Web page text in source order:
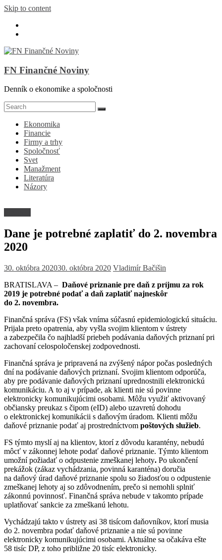
Skip to content
FN Finančné Noviny
Denník o ekonomike a spoločnosti
Ekonomika
Financie
Firmy a trhy
Spoločnosť
Svet
Manažment
Literatúra
Názory
Dane je potrebné zaplatiť do 2. novembra
2020
30. októbra 202030. októbra 2020 Vladimír Bačišin
BRATISLAVA – Daňové priznanie pre daň z príjmu za rok
2019 je potrebné podať a daň zaplatiť najneskôr
do 2. novembra.
Finančná správa (FS) však vníma súčasnú epidemiologickú situáciu.
Prijala preto opatrenia, aby vyšla svojim klientom v ústrety
a zabezpečila čo najhladší priebeh podávania daňových priznaní pri
zachovaní celospoločenskej zodpovednosti.
Finančná správa je pripravená na zvýšený nápor počas posledných
dní na podávanie daňových priznaní. Svojim klientom odporúča,
aby pre podávanie daňových priznaní uprednostnili elektronickú
komunikáciu. A to aj v prípade, ak klienti nie sú povinne
elektronicky komunikujúcimi osobami. Môžu využiť aktivovaný
občiansky preukaz s čipom (eID) alebo uzavretú dohodu
o elektronickej komunikácii s daňovým úradom. Klienti môžu
daňové priznanie podať aj prostredníctvom poštových služieb.
FS týmto myslí aj na klientov, ktorí z dôvodu karantény, nebudú
môcť v zákonnej lehote podať daňové priznanie. Týmto klientom
umožní požiadať o odpustenie zmeškanej lehoty. Po ukončení
prekážok (zákaz vychádzania, povinná karanténa) doručia
na daňový úrad daňové priznanie spolu so žiadosťou o odpustenie
zmeškanej lehoty aj so zdôvodnením, prečo si nemohli splniť
zákonnú povinnosť. Finančná správa nebude v takomto prípade
uplatňovať sankcie za zmeškanú lehotu.
Vychádzajú takto v ústrety asi 38 tisícom daňovníkov, ktorí musia
do 2. novembra podať daňové priznanie a nie sú povinne
elektronicky komunikujúcimi osobami. Aktuálne sa očakáva ešte
58 tisíc DP, z toho približne 20 tisíc elektronicky.